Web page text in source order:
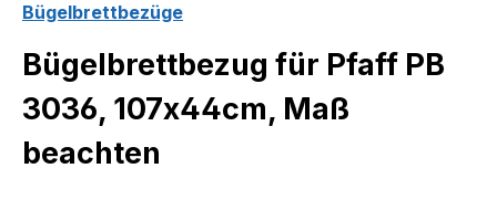
Bügelbrettbezüge
Bügelbrettbezug für Pfaff PB
3036, 107x44cm, Maß
beachten